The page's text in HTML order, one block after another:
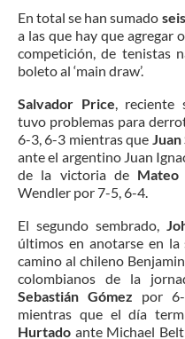
En total se han sumado
a las que hay que agregar
competición, de tenistas
boleto al ‘main draw’.
Salvador Price ,
tuvo problemas para
6-3, 6-3 mientras que
ante el argentino Juan
de la victoria de Mateo
Wendler por 7-5, 6-4.
El segundo sembrado,
últimos en anotarse en
camino al chileno
colombianos de la
Sebastián Gómez por
mientras que el día
Hurtado ante Michael